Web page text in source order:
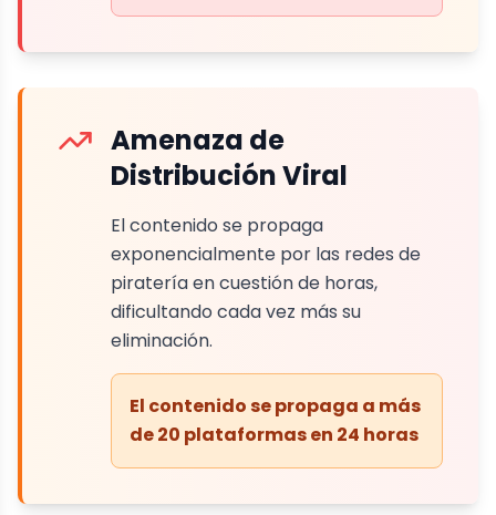
Amenaza de
Distribución Viral
El contenido se propaga
exponencialmente por las redes de
piratería en cuestión de horas,
dificultando cada vez más su
eliminación.
El contenido se propaga a más
de 20 plataformas en 24 horas